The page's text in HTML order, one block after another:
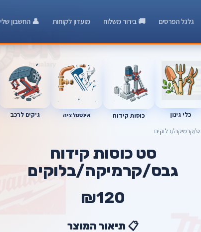
גלגל הפרסים 🚚 בירור משלוח מועדון לקוחות 👤 החשבון שלי
כלי גינון כוסות קידוח אינסטלציה ג'קים לרכב
קרמיקה/בלוקים
סט כוסות קידוח
גבס/קרמיקה/בלוקים
₪120
📋 תיאור המוצר